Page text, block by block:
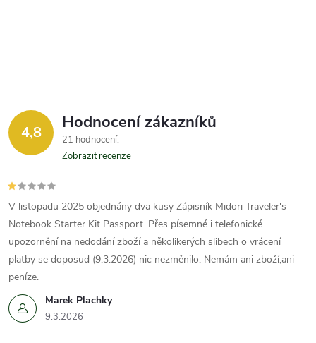
4,8 Hodnocení zákazníků
21 hodnocení
Zobrazit recenze
Marek Plachky
9.3.2026
V listopadu 2025 objednány dva kusy Zápisník Midori Traveler's
Notebook Starter Kit Passport. Přes písemné i telefonické
upozornění na nedodání zboží a několikerých slibech o vrácení
platby se doposud (9.3.2026) nic nezměnilo. Nemám ani zboží,ani
peníze.